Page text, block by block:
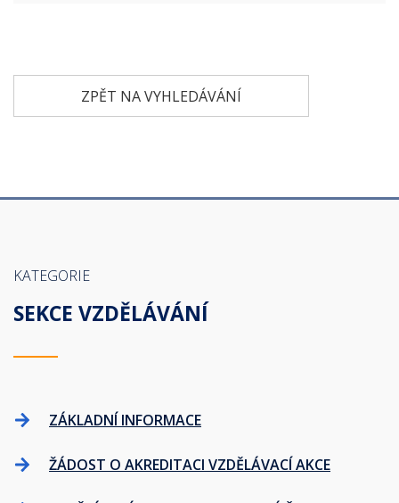
ZPĚT NA VYHLEDÁVÁNÍ
KATEGORIE
SEKCE VZDĚLÁVÁNÍ
ZÁKLADNÍ INFORMACE
ŽÁDOST O AKREDITACI VZDĚLÁVACÍ AKCE